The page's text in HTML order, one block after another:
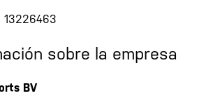
13226463
sobre la empresa
BV